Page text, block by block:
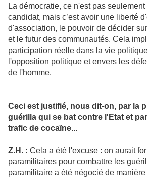
La démocratie, ce n'est pas
candidat, mais c’est avoir une liberté
d'association, le pouvoir de décider
et le futur des communautés. Cela
participation réelle dans la vie
l'opposition politique et envers les
de l'homme.
Ceci est justifié, nous dit-on, par la
guérilla qui se bat contre l'Etat et
trafic de cocaïne...
Z.H. : Cela a été l'excuse : on aurait
paramilitaires pour combattre les
paramilitaire a été négocié de